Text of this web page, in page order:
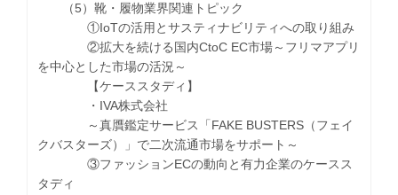
（5）靴・履物業界関連トピック
①IoTの活用とサスティナビリティへの取り組み
②拡大を続ける国内CtoC EC市場～フリマアプリ
を中心とした市場の活況～
【ケーススタディ】
・IVA株式会社
～真贋鑑定サービス「FAKE BUSTERS（フェイ
クバスターズ）」で二次流通市場をサポート～
③ファッションECの動向と有力企業のケースス
タディ